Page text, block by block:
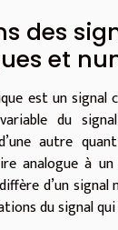
des
et
est un signal
du
autre
analogue à
d’un
du signal